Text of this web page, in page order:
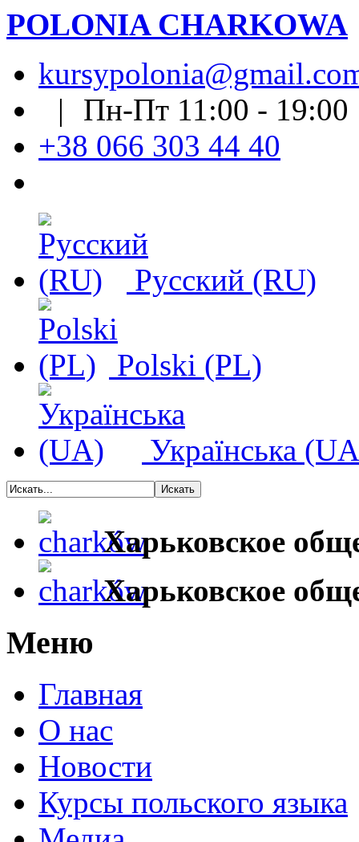
POLONIA CHARKOWA
| Пн-Пт 11:00 -
+38 066 303 44 40
Русский (RU)
Polski (PL)
Українська
Харьковское
Харьковское
Меню
Главная
О нас
Новости
Курсы польского языка